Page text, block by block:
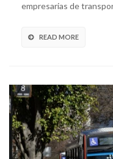
empresarias de
READ MORE